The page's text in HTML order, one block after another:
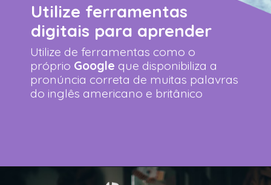
Utilize ferramentas
digitais para aprender
Utilize de ferramentas como o
próprio Google que disponibiliza a
pronúncia correta de muitas palavras
do inglês americano e britânico